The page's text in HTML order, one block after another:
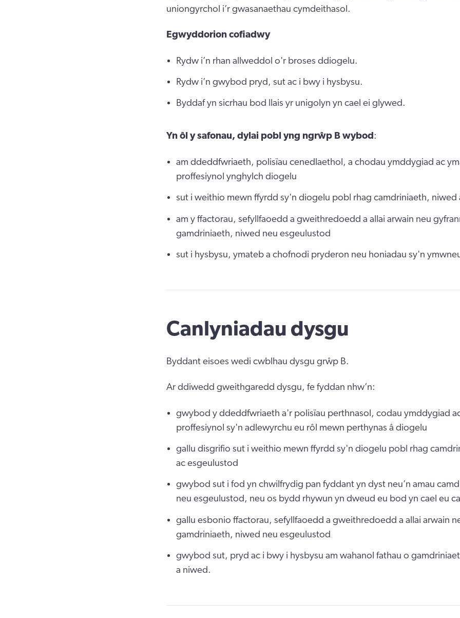
uniongyrchol i’r gwasanaethau cymdeithasol.
Egwyddorion cofiadwy
Rydw i’n rhan allweddol o'r broses ddiogelu.
Rydw i’n gwybod pryd, sut ac i bwy i hysbysu.
Byddaf yn sicrhau bod llais yr unigolyn yn cael ei glywed.
Yn ôl y safonau, dylai pobl yng ngrŵp B wybod :
am ddeddfwriaeth, polisïau cenedlaethol, a chodau ymddygiad ac
proffesiynol ynghylch diogelu
sut i weithio mewn ffyrdd sy'n diogelu pobl rhag camdriniaeth, niwed
am y ffactorau, sefyllfaoedd a gweithredoedd a allai arwain neu
gamdriniaeth, niwed neu esgeulustod
sut i hysbysu, ymateb a chofnodi pryderon neu honiadau sy'n
Canlyniadau dysgu
Byddant eisoes wedi cwblhau dysgu grŵp B.
Ar ddiwedd gweithgaredd dysgu, fe fyddan nhw’n:
gwybod y ddeddfwriaeth a'r polisïau perthnasol, codau ymddygiad
proffesiynol sy'n adlewyrchu eu rôl mewn perthynas â diogelu
gallu disgrifio sut i weithio mewn ffyrdd sy'n diogelu pobl rhag
ac esgeulustod
gwybod sut i fod yn chwilfrydig pan fyddant yn dyst neu’n amau
neu esgeulustod, neu os bydd rhywun yn dweud eu bod yn cael eu
gallu esbonio ffactorau, sefyllfaoedd a gweithredoedd a allai arwain
gamdriniaeth, niwed neu esgeulustod
gwybod sut, pryd ac i bwy i hysbysu am wahanol fathau o
a niwed.